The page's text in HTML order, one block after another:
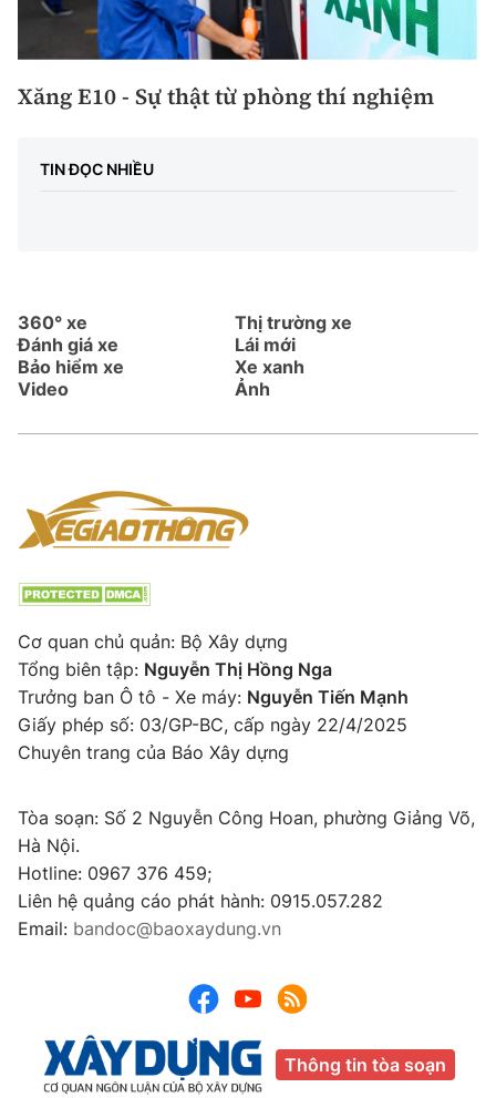
Xăng E10 - Sự thật từ phòng thí nghiệm
TIN ĐỌC NHIỀU
360° xe
Thị trường xe
Đánh giá xe
Lái mới
Bảo hiểm xe
Xe xanh
Video
Ảnh
Cơ quan chủ quản: Bộ Xây dựng
Tổng biên tập: Nguyễn Thị Hồng Nga
Trưởng ban Ô tô - Xe máy: Nguyễn Tiến Mạnh
Giấy phép số: 03/GP-BC, cấp ngày 22/4/2025
Chuyên trang của Báo Xây dựng
Tòa soạn: Số 2 Nguyễn Công Hoan, phường Giảng Võ,
Hà Nội.
Hotline: 0967 376 459;
Liên hệ quảng cáo phát hành: 0915.057.282
Email: bandoc@baoxaydung.vn
Thông tin tòa soạn